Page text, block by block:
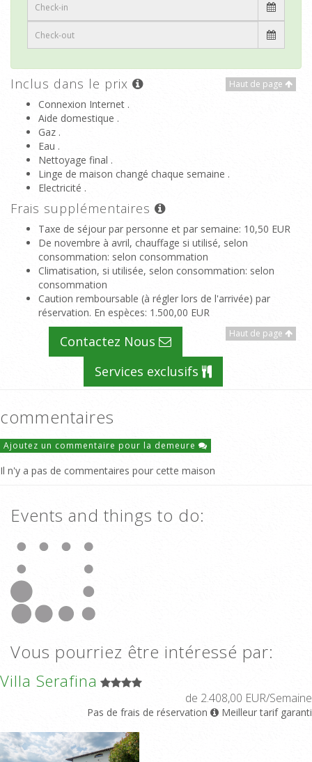
Haut de page
Inclus dans le prix
Connexion Internet .
Aide domestique .
Gaz .
Eau .
Nettoyage final .
Linge de maison changé chaque semaine .
Electricité .
Frais supplémentaires
Taxe de séjour par personne et par semaine: 10,50 EUR
De novembre à avril, chauffage si utilisé, selon
consommation: selon consommation
Climatisation, si utilisée, selon consommation: selon
consommation
Caution remboursable (à régler lors de l'arrivée) par
réservation. En espèces: 1.500,00 EUR
Haut de page
Contactez Nous
Services exclusifs
commentaires
Ajoutez un commentaire pour la demeure
Il n'y a pas de commentaires pour cette maison
Events and things to do:
Vous pourriez être intéressé par:
Villa Serafina
de 2.408,00 EUR/Semaine
Pas de frais de réservation Meilleur tarif garanti